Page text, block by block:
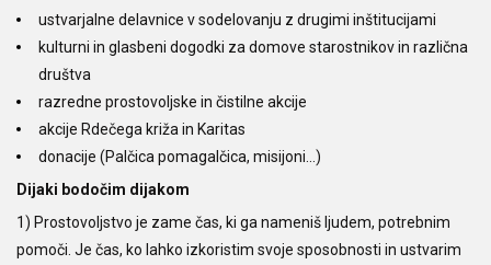
ustvarjalne delavnice v sodelovanju z drugimi inštitucijami
kulturni in glasbeni dogodki za domove starostnikov in različna
društva
razredne prostovoljske in čistilne akcije
akcije Rdečega križa in Karitas
donacije (Palčica pomagalčica, misijoni…)
Dijaki bodočim dijakom
1) Prostovoljstvo je zame čas, ki ga nameniš ljudem, potrebnim
pomoči. Je čas, ko lahko izkoristim svoje sposobnosti in ustvarim